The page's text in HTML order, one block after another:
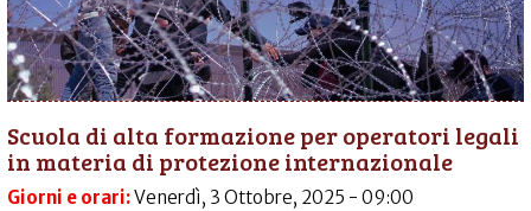
Scuola di alta formazione per operatori legali
in materia di protezione internazionale
Giorni e orari:Venerdì, 3 Ottobre, 2025 - 09:00